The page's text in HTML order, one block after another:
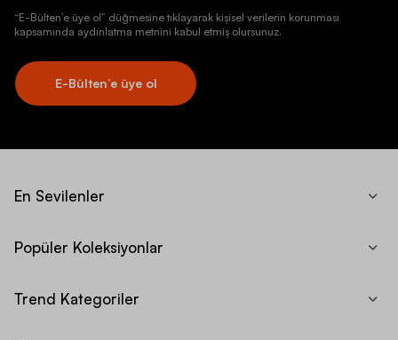
“E-Bülten’e üye ol” düğmesine tıklayarak kişisel verilerin korunması
kapsamında aydınlatma metnini kabul etmiş olursunuz.
E-Bülten’e üye ol
En Sevilenler
Popüler Koleksiyonlar
Trend Kategoriler